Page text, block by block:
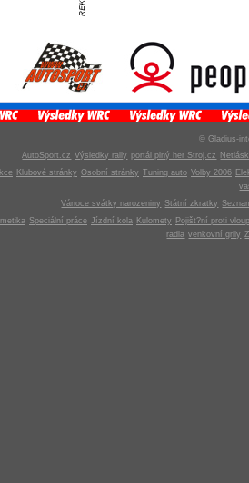
© Gladius-
AutoSport.cz Výsledky rally portál plný her Stroj.cz
Klubové stránky Osobní stránky Tuning auto Volby 2006
Vánoce svátky narozeniny Státní zkratky
Speciální práce Jízdní kola Kulomety
Pojišt?ní proti
radla venkovní grily